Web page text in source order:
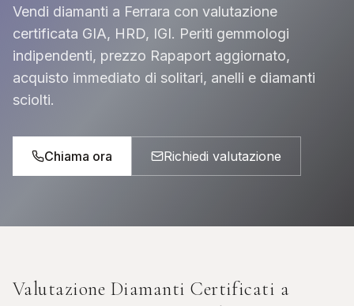
Vendi diamanti a Ferrara con valutazione
certificata GIA, HRD, IGI. Periti gemmologi
indipendenti, prezzo Rapaport aggiornato,
acquisto immediato di solitari, anelli e diamanti
sciolti.
Chiama ora Richiedi valutazione
Valutazione Diamanti Certificati a